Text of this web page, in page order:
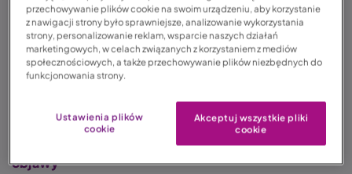
spalin czy głośniejszą pracą pojazdu. A po czym
poznać, że jest to uszkodzony kolektor wydechowy?
Spis treści:
1. Jak jest zbudowany i za co odpowiada kolektor
wydechowy?
2. Uszkodzony kolektor wydechowy – przyczyny i
objawy
przechowywanie plików cookie na swoim urządzeniu, aby korzystanie
z nawigacji strony było sprawniejsze, analizowanie wykorzystania
strony, personalizowanie reklam, wsparcie naszych działań
marketingowych, w celach związanych z korzystaniem z mediów
społecznościowych, a także przechowywanie plików niezbędnych do
funkcjonowania strony.
Ustawienia plików
cookie
Akceptuj wszystkie pliki
cookie